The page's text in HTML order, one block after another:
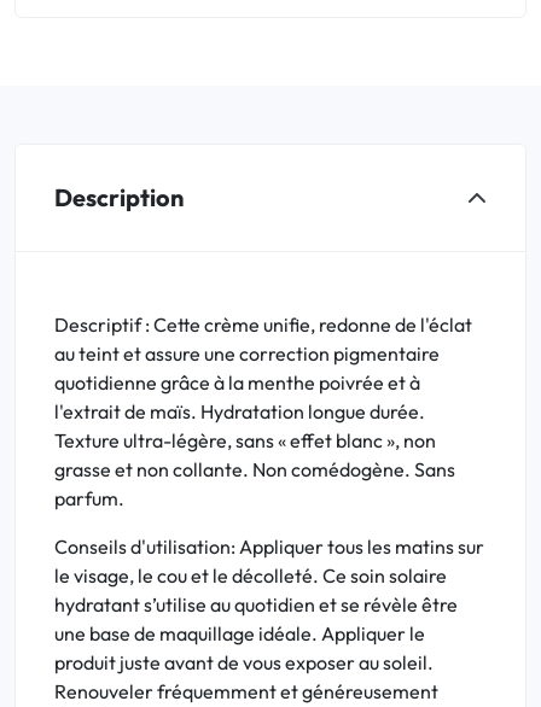
Description
Descriptif : Cette crème unifie, redonne de l'éclat
au teint et assure une correction pigmentaire
quotidienne grâce à la menthe poivrée et à
l'extrait de maïs. Hydratation longue durée.
Texture ultra-légère, sans « effet blanc », non
grasse et non collante. Non comédogène. Sans
parfum.
Conseils d'utilisation: Appliquer tous les matins sur
le visage, le cou et le décolleté. Ce soin solaire
hydratant s’utilise au quotidien et se révèle être
une base de maquillage idéale. Appliquer le
produit juste avant de vous exposer au soleil.
Renouveler fréquemment et généreusement